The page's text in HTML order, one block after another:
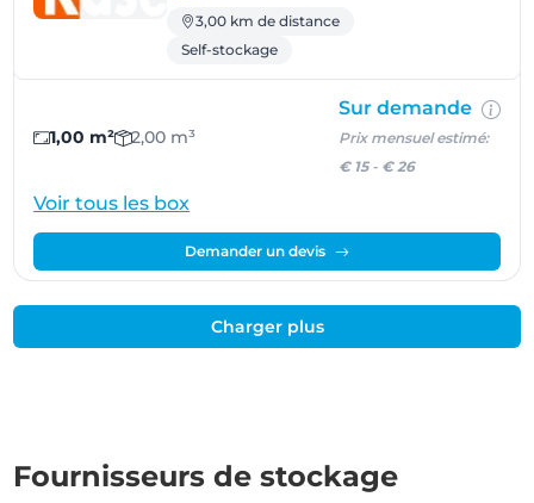
3,00 km de distance
Self-stockage
1,00 m² 2,00 m³
Sur demande
Prix mensuel estimé:
€ 15- € 26
Voir tous les box
Demander un devis
Charger plus
Fournisseurs de stockage